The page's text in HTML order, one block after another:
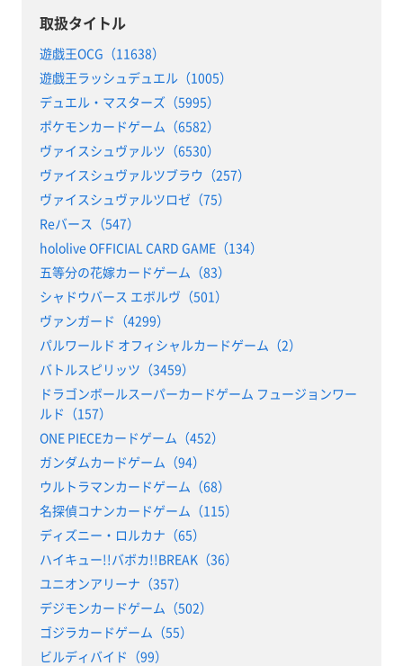
取扱タイトル
遊戯王OCG（11638）
遊戯王ラッシュデュエル（1005）
デュエル・マスターズ（5995）
ポケモンカードゲーム（6582）
ヴァイスシュヴァルツ（6530）
ヴァイスシュヴァルツブラウ（257）
ヴァイスシュヴァルツロゼ（75）
Reバース（547）
hololive OFFICIAL CARD GAME（134）
五等分の花嫁カードゲーム（83）
シャドウバース エボルヴ（501）
ヴァンガード（4299）
パルワールド オフィシャルカードゲーム（2）
バトルスピリッツ（3459）
ドラゴンボールスーパーカードゲーム フュージョンワー
ルド（157）
ONE PIECEカードゲーム（452）
ガンダムカードゲーム（94）
ウルトラマンカードゲーム（68）
名探偵コナンカードゲーム（115）
ディズニー・ロルカナ（65）
ハイキュー!!バボカ!!BREAK（36）
ユニオンアリーナ（357）
デジモンカードゲーム（502）
ゴジラカードゲーム（55）
ビルディバイド（99）